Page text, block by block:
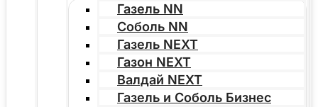
Газель NN
Соболь NN
Газель NEXT
Газон NEXT
Валдай NEXT
Газель и Соболь Бизнес